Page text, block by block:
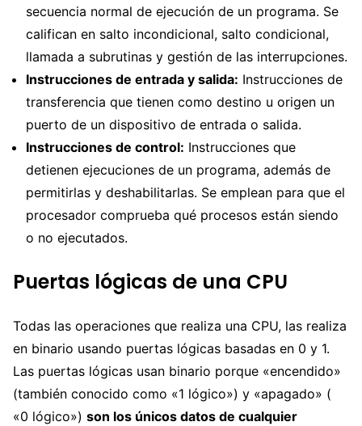
secuencia normal de ejecución de un programa. Se
califican en salto incondicional, salto condicional,
llamada a subrutinas y gestión de las interrupciones.
Instrucciones de entrada y salida: Instrucciones de
transferencia que tienen como destino u origen un
puerto de un dispositivo de entrada o salida.
Instrucciones de control: Instrucciones que
detienen ejecuciones de un programa, además de
permitirlas y deshabilitarlas. Se emplean para que el
procesador comprueba qué procesos están siendo
o no ejecutados.
Puertas lógicas de una CPU
Todas las operaciones que realiza una CPU, las realiza
en binario usando puertas lógicas basadas en 0 y 1.
Las puertas lógicas usan binario porque «encendido»
(también conocido como «1 lógico») y «apagado» (
«0 lógico») son los únicos datos de cualquier